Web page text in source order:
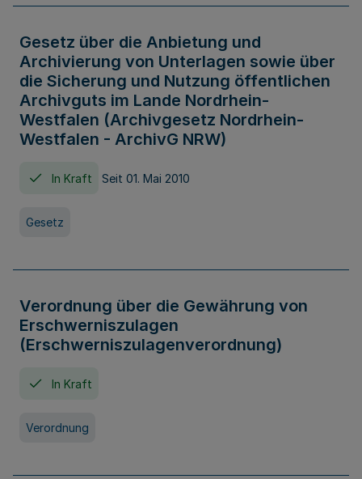
Gesetz über die Anbietung und
Archivierung von Unterlagen sowie über
die Sicherung und Nutzung öffentlichen
Archivguts im Lande Nordrhein-
Westfalen (Archivgesetz Nordrhein-
Westfalen - ArchivG NRW)
In Kraft Seit 01. Mai 2010
Gesetz
Verordnung über die Gewährung von
Erschwerniszulagen
(Erschwerniszulagenverordnung)
In Kraft
Verordnung